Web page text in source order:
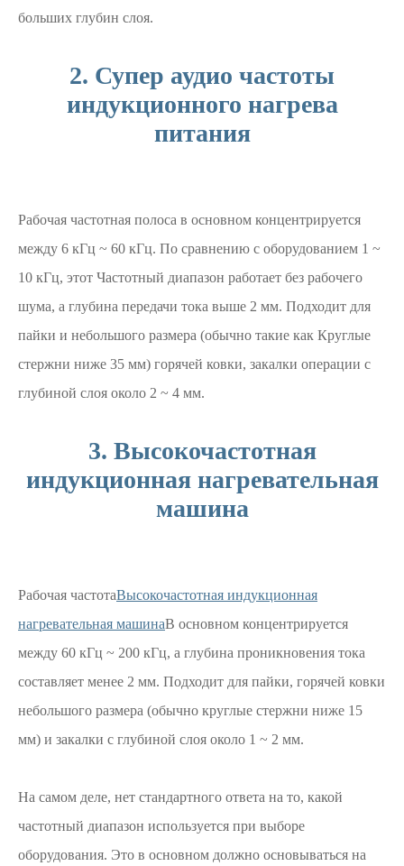
больших глубин слоя.
2. Супер аудио частоты
индукционного нагрева
питания
Рабочая частотная полоса в основном концентрируется
между 6 кГц ~ 60 кГц. По сравнению с оборудованием 1 ~
10 кГц, этот Частотный диапазон работает без рабочего
шума, а глубина передачи тока выше 2 мм. Подходит для
пайки и небольшого размера (обычно такие как Круглые
стержни ниже 35 мм) горячей ковки, закалки операции с
глубиной слоя около 2 ~ 4 мм.
3. Высокочастотная
индукционная нагревательная
машина
Рабочая частотаВысокочастотная индукционная
нагревательная машинаВ основном концентрируется
между 60 кГц ~ 200 кГц, а глубина проникновения тока
составляет менее 2 мм. Подходит для пайки, горячей ковки
небольшого размера (обычно круглые стержни ниже 15
мм) и закалки с глубиной слоя около 1 ~ 2 мм.
На самом деле, нет стандартного ответа на то, какой
частотный диапазон используется при выборе
оборудования. Это в основном должно основываться на